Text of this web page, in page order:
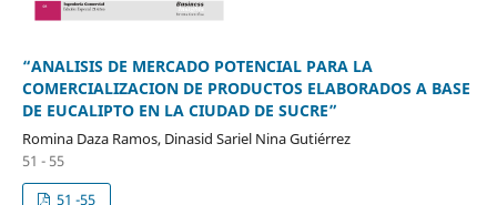
“ANALISIS DE MERCADO POTENCIAL PARA LA
COMERCIALIZACION DE PRODUCTOS ELABORADOS A BASE
DE EUCALIPTO EN LA CIUDAD DE SUCRE”
Romina Daza Ramos, Dinasid Sariel Nina Gutiérrez
51 - 55
51 -55